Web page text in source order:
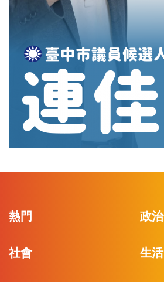
熱門 政治
社會 生活